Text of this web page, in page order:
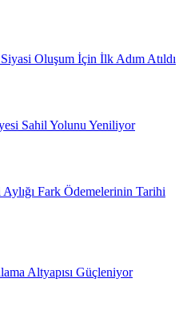
Oluşum İçin İlk Adım Atıldı
Sahil Yolunu Yeniliyor
Fark Ödemelerinin Tarihi
Altyapısı Güçleniyor